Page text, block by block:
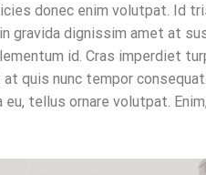
donec enim volutpat. Id
gravida dignissim amet at
id. Cras imperdiet
quis nunc tempor
tellus ornare volutpat.